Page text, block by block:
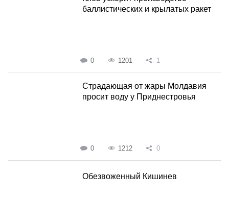
баллистических и крылатых ракет
0 1201 1
Страдающая от жары Молдавия
просит воду у Приднестровья
0 1212 0
Обезвоженный Кишинев